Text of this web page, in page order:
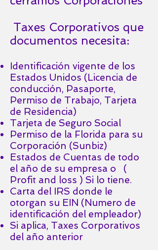
Taxes Corporativos que
documentos necesita:
Identificación vigente de los
Estados Unidos (Licencia de
conducción, Pasaporte,
Permiso de Trabajo, Tarjeta
de Residencia)
Tarjeta de Seguro Social
Permiso de la Florida para su
Corporación (Sunbiz)
Estados de Cuentas de todo
el año de su empresa o (
Profit and loss ) Si lo tiene.
Carta del IRS donde le
otorgan su EIN (Numero de
identificación del empleador)
Si aplica, Taxes Corporativos
del año anterior